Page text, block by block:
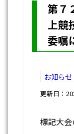
第７
上競
委嘱
お知らせ
更新日：
標記大